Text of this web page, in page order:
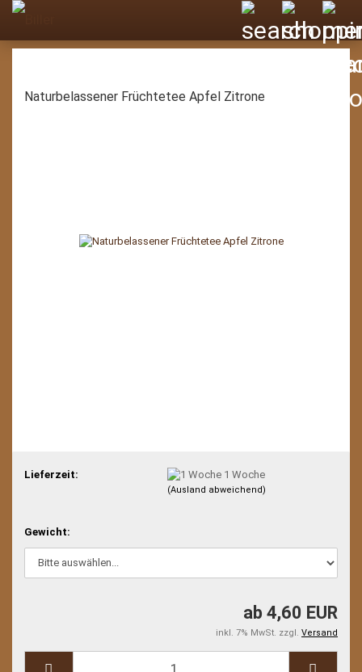
Naturbelassener Früchtetee Apfel Zitrone
Lieferzeit: 1 Woche
(Ausland abweichend)
Gewicht:
ab 4,60 EUR
inkl. 7% MwSt. zzgl. Versand